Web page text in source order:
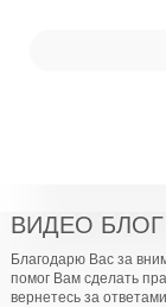
ВИДЕО
Благодарю Вас за
помог Вам сделать
вернетесь за